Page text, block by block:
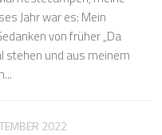
Jahr war es: Mein
von früher „Da
stehen und aus meinem
2022